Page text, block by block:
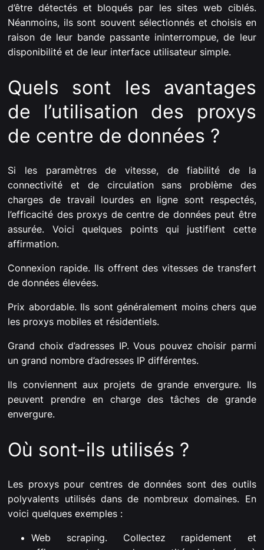
d’être détectés et bloqués par les sites web ciblés.
Néanmoins, ils sont souvent sélectionnés et choisis en
raison de leur bande passante ininterrompue, de leur
disponibilité et de leur interface utilisateur simple.
Quels sont les avantages
de l’utilisation des proxys
de centre de données ?
Si les paramètres de vitesse, de fiabilité de la
connectivité et de circulation sans problème des
charges de travail lourdes en ligne sont respectés,
l’efficacité des proxys de centre de données peut être
assurée. Voici quelques points qui justifient cette
affirmation.
Connexion rapide. Ils offrent des vitesses de transfert
de données élevées.
Prix abordable. Ils sont généralement moins chers que
les proxys mobiles et résidentiels.
Grand choix d’adresses IP. Vous pouvez choisir parmi
un grand nombre d’adresses IP différentes.
Ils conviennent aux projets de grande envergure. Ils
peuvent prendre en charge des tâches de grande
envergure.
Où sont-ils utilisés ?
Les proxys pour centres de données sont des outils
polyvalents utilisés dans de nombreux domaines. En
voici quelques exemples :
Web scraping. Collectez rapidement et